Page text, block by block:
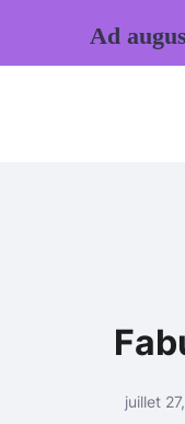
juillet
Ad